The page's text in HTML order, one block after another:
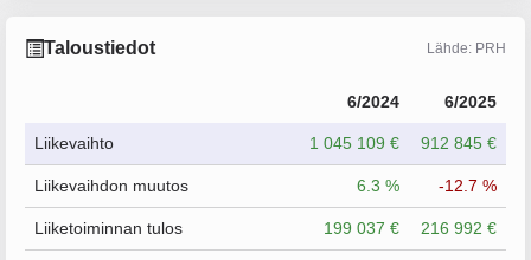
Taloustiedot Lähde: PRH
6/2024 6/2025
Liikevaihto 1 045 109 € 912 845 €
Liikevaihdon muutos 6.3 % -12.7 %
Liiketoiminnan tulos 199 037 € 216 992 €